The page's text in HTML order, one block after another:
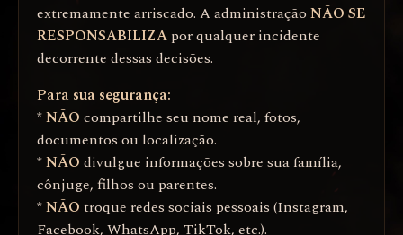
extremamente arriscado. A administração NÃO SE
RESPONSABILIZA por qualquer incidente
decorrente dessas decisões.
Para sua segurança:
*NÃO compartilhe seu nome real, fotos,
documentos ou localização.
*NÃO divulgue informações sobre sua família,
cônjuge, filhos ou parentes.
*NÃO troque redes sociais pessoais (Instagram,
Facebook, WhatsApp, TikTok, etc.).